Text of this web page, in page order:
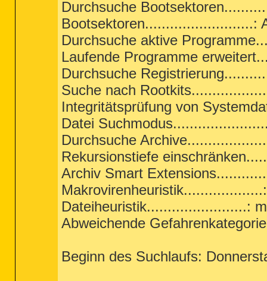
Durchsuche
Bootsektoren..........................:
Durchsuche aktive
Laufende Programme
Durchsuche
Suche nach
Integritätsprüfung von
Datei
Durchsuche
Rekursionstiefe
Archiv Smart
Dateiheuristik........................:
Abweichende
Beginn des Suchlaufs: